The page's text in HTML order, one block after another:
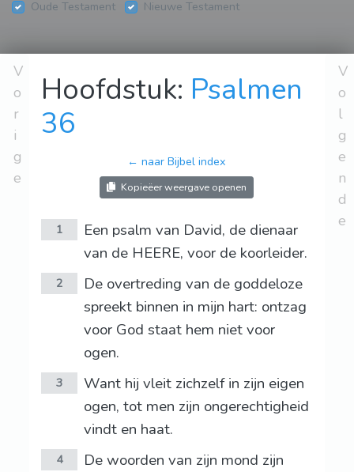
Oude Testament Nieuwe Testament
V
o
r
i
g
e
Hoofdstuk: Psalmen
36
← naar Bijbel index
Kopieëer weergave openen
1
Een psalm van David, de dienaar
van de HEERE, voor de koorleider.
2
De overtreding van de goddeloze
spreekt binnen in mijn hart: ontzag
voor God staat hem niet voor
ogen.
3
Want hij vleit zichzelf in zijn eigen
ogen, tot men zijn ongerechtigheid
vindt en haat.
4
De woorden van zijn mond zijn
V
o
l
g
e
n
d
e